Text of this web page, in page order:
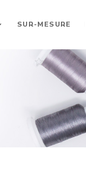
SUR-MESURE